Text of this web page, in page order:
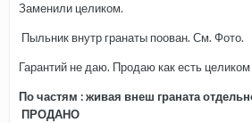
Заменили целиком.
Пыльник внутр гранаты поован. См. Фото.
Гарантий не даю. Продаю как есть целиком
По частям : живая внеш граната
ПРОДАНО